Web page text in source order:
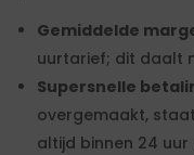
Gemiddelde
uurtarief; dit daalt
Supersnelle
overgemaakt,
altijd binnen 24 uur